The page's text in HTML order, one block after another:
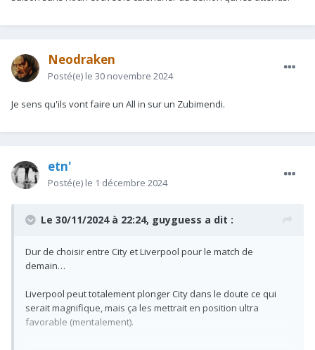
Neodraken
Posté(e) le 30 novembre 2024
Je sens qu'ils vont faire un All in sur un Zubimendi.
etn'
Posté(e) le 1 décembre 2024
Le 30/11/2024 à 22:24, guyguess a dit :
Dur de choisir entre City et Liverpool pour le match de
demain…
Liverpool peut totalement plonger City dans le doute ce qui
serait magnifique, mais ça les mettrait en position ultra
favorable (mentalement).